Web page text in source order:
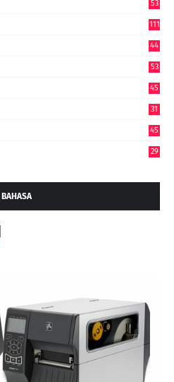
53
111
44
53
45
31
45
29
BAHASA